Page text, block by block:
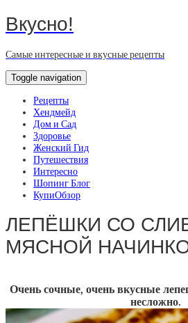
Вкусно!
Самые интересные и вкусные рецепты
Toggle navigation
Рецепты
Хендмейд
Дом и Сад
Здоровье
Женский Гид
Путешествия
Интересно
Шопинг Блог
КупиОбзор
ЛЕПЁШКИ СО
МЯСНОЙ
Очень сочные, очень вкусные
несложно.